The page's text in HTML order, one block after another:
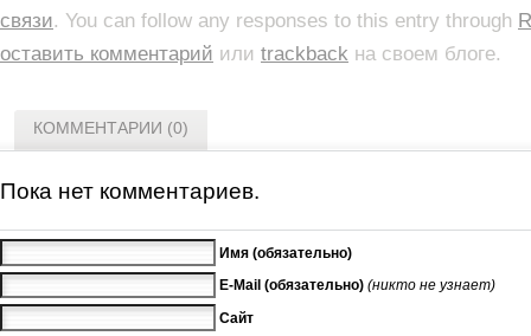
связи. You can follow any responses to this entry through
оставить комментарий или trackback на своем блоге.
КОММЕНТАРИИ (0)
Пока нет комментариев.
Имя (обязательно)
E-Mail (обязательно) (никто не узнает)
Сайт